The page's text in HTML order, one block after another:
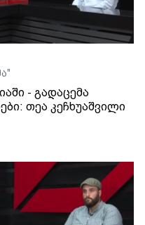
- გადაცემა
თეა კეჩხუაშვილი